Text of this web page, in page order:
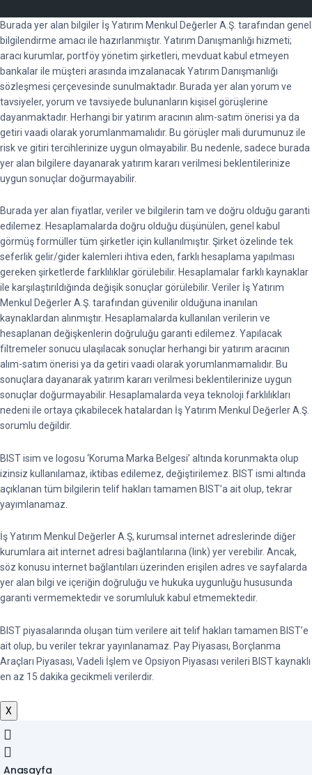
Burada yer alan bilgiler İş Yatırım Menkul Değerler A.Ş. tarafından genel
bilgilendirme amacı ile hazırlanmıştır. Yatırım Danışmanlığı hizmeti;
aracı kurumlar, portföy yönetim şirketleri, mevduat kabul etmeyen
bankalar ile müşteri arasında imzalanacak Yatırım Danışmanlığı
sözleşmesi çerçevesinde sunulmaktadır. Burada yer alan yorum ve
tavsiyeler, yorum ve tavsiyede bulunanların kişisel görüşlerine
dayanmaktadır. Herhangi bir yatırım aracının alım-satım önerisi ya da
getiri vaadi olarak yorumlanmamalıdır. Bu görüşler mali durumunuz ile
risk ve gitiri tercihlerinize uygun olmayabilir. Bu nedenle, sadece burada
yer alan bilgilere dayanarak yatırım kararı verilmesi beklentilerinize
uygun sonuçlar doğurmayabilir.
Burada yer alan fiyatlar, veriler ve bilgilerin tam ve doğru olduğu garanti
edilemez. Hesaplamalarda doğru olduğu düşünülen, genel kabul
görmüş formüller tüm şirketler için kullanılmıştır. Şirket özelinde tek
seferlik gelir/gider kalemleri ihtiva eden, farklı hesaplama yapılması
gereken şirketlerde farklılıklar görülebilir. Hesaplamalar farklı kaynaklar
ile karşılaştırıldığında değişik sonuçlar görülebilir. Veriler İş Yatırım
Menkul Değerler A.Ş. tarafından güvenilir olduğuna inanılan
kaynaklardan alınmıştır. Hesaplamalarda kullanılan verilerin ve
hesaplanan değişkenlerin doğruluğu garanti edilemez. Yapılacak
filtremeler sonucu ulaşılacak sonuçlar herhangi bir yatırım aracının
alım-satım önerisi ya da getiri vaadi olarak yorumlanmamalıdır. Bu
sonuçlara dayanarak yatırım kararı verilmesi beklentilerinize uygun
sonuçlar doğurmayabilir. Hesaplamalarda veya teknoloji farklılıkları
nedeni ile ortaya çıkabilecek hatalardan İş Yatırım Menkul Değerler A.Ş.
sorumlu değildir.
BIST isim ve logosu ‘Koruma Marka Belgesi’ altında korunmakta olup
izinsiz kullanılamaz, iktibas edilemez, değiştirilemez. BIST ismi altında
açıklanan tüm bilgilerin telif hakları tamamen BIST’a ait olup, tekrar
yayımlanamaz.
İş Yatırım Menkul Değerler A.Ş, kurumsal internet adreslerinde diğer
kurumlara ait internet adresi bağlantılarına (link) yer verebilir. Ancak,
söz konusu internet bağlantıları üzerinden erişilen adres ve sayfalarda
yer alan bilgi ve içeriğin doğruluğu ve hukuka uygunluğu hususunda
garanti vermemektedir ve sorumluluk kabul etmemektedir.
BIST piyasalarında oluşan tüm verilere ait telif hakları tamamen BIST’e
ait olup, bu veriler tekrar yayınlanamaz. Pay Piyasası, Borçlanma
Araçları Piyasası, Vadeli İşlem ve Opsiyon Piyasası verileri BIST kaynaklı
en az 15 dakika gecikmeli verilerdir.
X
Anasayfa